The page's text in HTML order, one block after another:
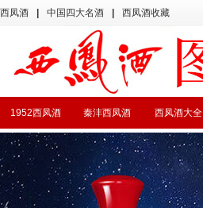
西凤酒 中国四大名酒 西凤酒收藏
西凤酒大全
秦沣西凤酒
1952西凤酒